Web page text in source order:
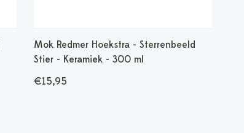
Mok Redmer Hoekstra - Sterrenbeeld
Stier - Keramiek - 300 ml
€15,95